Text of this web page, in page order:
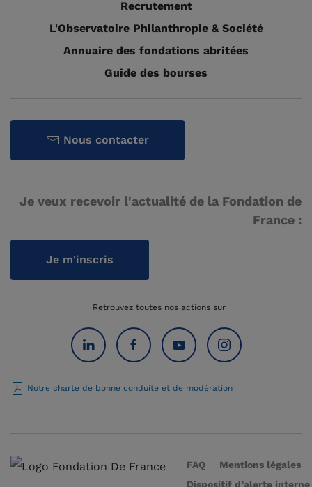
Recrutement
L'Observatoire Philanthropie & Société
Annuaire des fondations abritées
Guide des bourses
Nous contacter
Je veux recevoir l'actualité de la Fondation de
France :
Je m'inscris
Retrouvez toutes nos actions sur
Notre charte de bonne conduite et de modération
FAQ
Mentions légales
Dispositif d’alerte interne